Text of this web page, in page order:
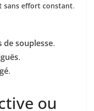
sans effort constant.
de souplesse.
.
.
ou